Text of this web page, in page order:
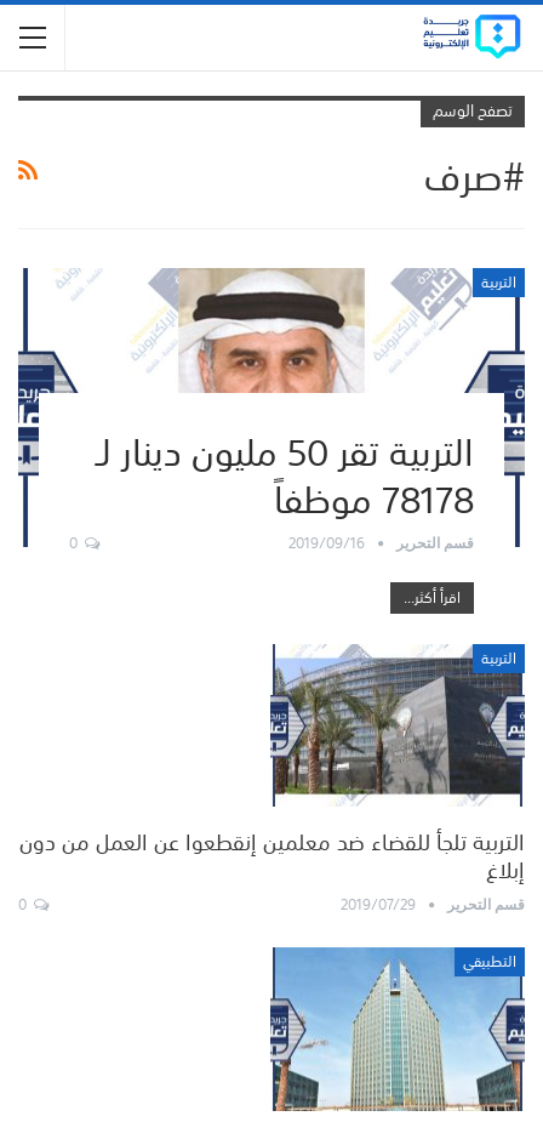
تصفح الوسم
#صرف
التربية
التربية تقر 50 مليون دينار لـ
78178 موظفاً
قسم التحرير 2019/09/16
0
اقرأ أكثر...
التربية
التربية تلجأ للقضاء ضد معلمين إنقطعوا عن العمل من دون
إبلاغ
قسم التحرير 2019/07/29
التطبيقي